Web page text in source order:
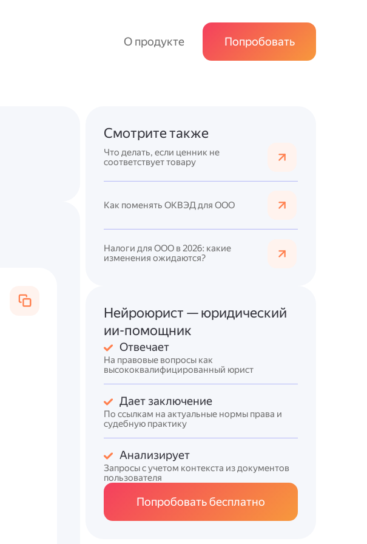
О продукте Попробовать
Смотрите также
Что делать, если ценник не
соответствует товару
Как поменять ОКВЭД для ООО
Налоги для ООО в 2026: какие
изменения ожидаются?
Нейроюрист — юридический
ии-помощник
Отвечает
На правовые вопросы как
высококвалифицированный юрист
Дает заключение
По ссылкам на актуальные нормы права и
судебную практику
Анализирует
Запросы с учетом контекста из документов
пользователя
Попробовать бесплатно